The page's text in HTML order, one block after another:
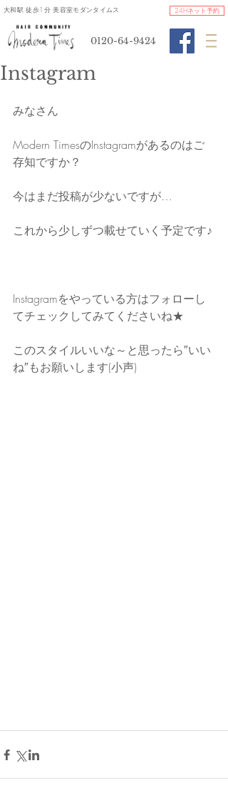
​大和駅 徒歩1分 美容室モダンタイムス
0120-64-9424
24Hネット予約
Instagram
みなさん
Modern TimesのInstagramがあるのはご
存知ですか？
今はまだ投稿が少ないですが…
これから少しずつ載せていく予定です♪
Instagramをやっている方はフォローし
てチェックしてみてくださいね★
このスタイルいいな～と思ったら″いい
ね″もお願いします(小声)